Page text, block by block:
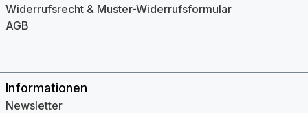
Widerrufsrecht & Muster-Widerrufsformular
AGB
Informationen
Newsletter